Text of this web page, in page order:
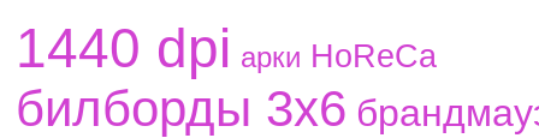
1440 dpi aрки HoReCa
билборды 3х6